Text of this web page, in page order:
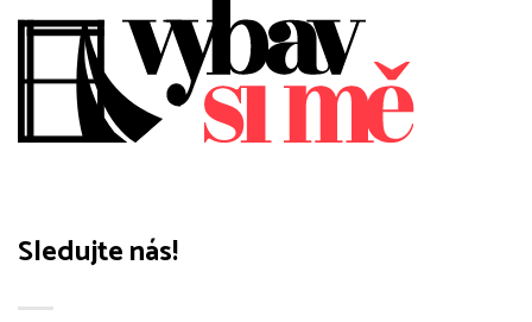
na
stránce
produktu
produktu
Sledujte nás!